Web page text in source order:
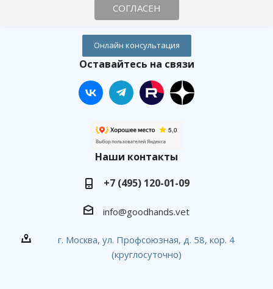
Согласие на получение рекламных рассылок
Онлайн консультация
Оставайтесь на связи
Наши контакты
+7 (495) 120-01-09
info@goodhands.vet
г. Москва, ул. Профсоюзная, д. 58, кор. 4
(круглосуточно)
СОГЛАСЕН